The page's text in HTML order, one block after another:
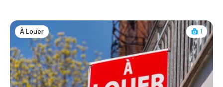
À Louer 1